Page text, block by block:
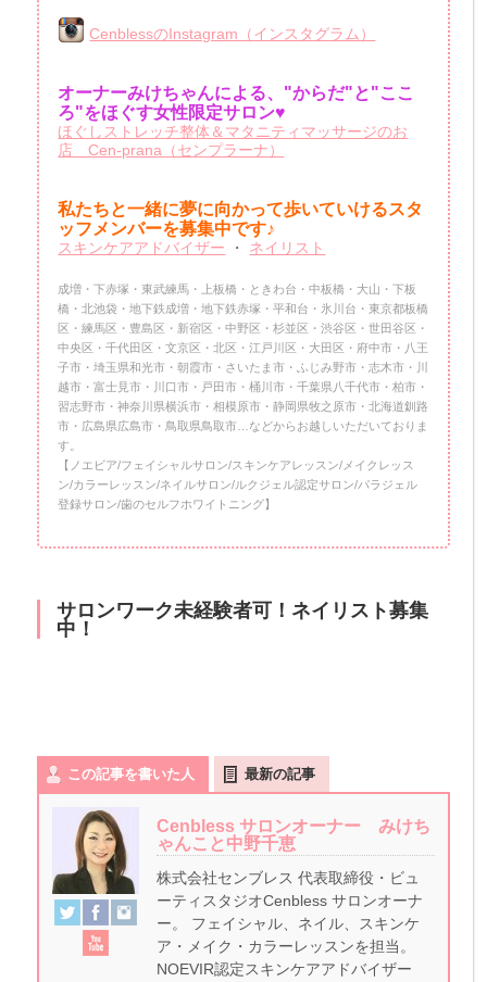
CenblessのInstagram（インスタグラム）
オーナーみけちゃんによる、"からだ"と"ここ
ろ"をほぐす女性限定サロン♥
ほぐしストレッチ整体＆マタニティマッサージのお
店 Cen-prana（センプラーナ）
私たちと一緒に夢に向かって歩いていけるスタ
ッフメンバーを募集中です♪
スキンケアアドバイザー ・ ネイリスト
成増・下赤塚・東武練馬・上板橋・ときわ台・中板橋・大山・下板
橋・北池袋・地下鉄成増・地下鉄赤塚・平和台・氷川台・東京都板橋
区・練馬区・豊島区・新宿区・中野区・杉並区・渋谷区・世田谷区・
中央区・千代田区・文京区・北区・江戸川区・大田区・府中市・八王
子市・埼玉県和光市・朝霞市・さいたま市・ふじみ野市・志木市・川
越市・富士見市・川口市・戸田市・桶川市・千葉県八千代市・柏市・
習志野市・神奈川県横浜市・相模原市・静岡県牧之原市・北海道釧路
市・広島県広島市・鳥取県鳥取市…などからお越しいただいておりま
す。
【ノエビア/フェイシャルサロン/スキンケアレッスン/メイクレッス
ン/カラーレッスン/ネイルサロン/ルクジェル認定サロン/パラジェル
登録サロン/歯のセルフホワイトニング】
サロンワーク未経験者可！ネイリスト募集
中！
この記事を書いた人 最新の記事
Cenbless サロンオーナー みけち
ゃんこと中野千恵
株式会社センブレス 代表取締役・ビュ
ーティスタジオCenbless サロンオーナ
ー。 フェイシャル、ネイル、スキンケ
ア・メイク・カラーレッスンを担当。
NOEVIR認定スキンケアアドバイザー